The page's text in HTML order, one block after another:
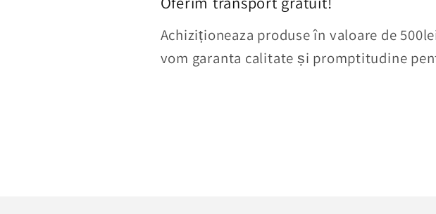
Achiziționeaza produse în valoare de
vom garanta calitate și promptitudine